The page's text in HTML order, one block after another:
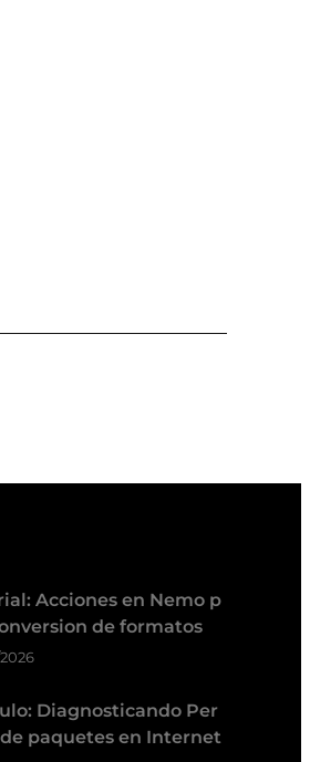
Acciones en Nemo p
de formatos
Diagnosticando Per
paquetes en Internet